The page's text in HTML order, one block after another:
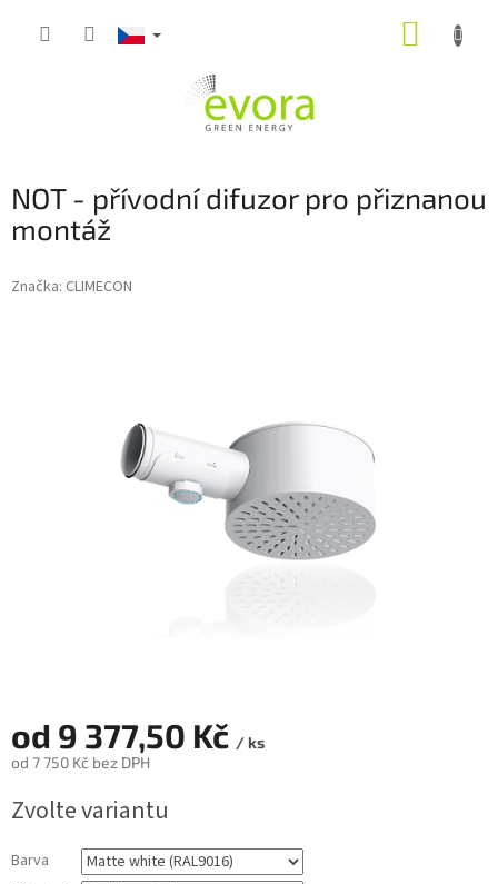
NOT - přívodní difuzor pro přiznanou
montáž
Značka: CLIMECON
od 9 377,50 Kč / ks
od 7 750 Kč bez DPH
cena:
Zvolte variantu
Barva